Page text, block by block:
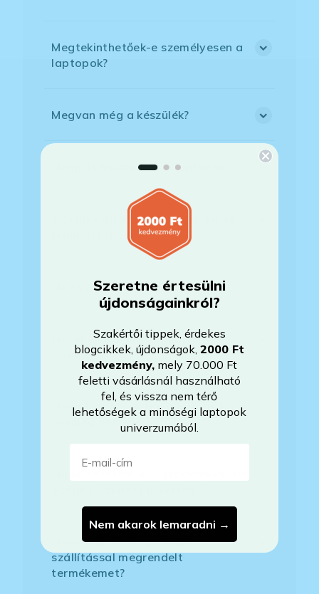
Megtekinthetőek-e személyesen a
laptopok?
Megvan még a készülék?
Mennyit használták a laptopot?
Az Önök által értékesített gépek
Mire vonatkozik a garancia?
Milyen akkumulátorállapotra
számíthatok?
Mikor lesz készleten a laptop, ha
jelenleg nem elérhető?
Mikor kapom meg a házhoz
szállítással megrendelt
termékemet?
Szeretne értesülni
újdonságainkról?
Szakértői tippek, érdekes
blogcikkek, újdonságok,2000 Ft
kedvezmény, mely 70.000 Ft
feletti vásárlásnál használható
fel, és vissza nem térő
lehetőségek a minőségi laptopok
univerzumából.
Nem akarok lemaradni →